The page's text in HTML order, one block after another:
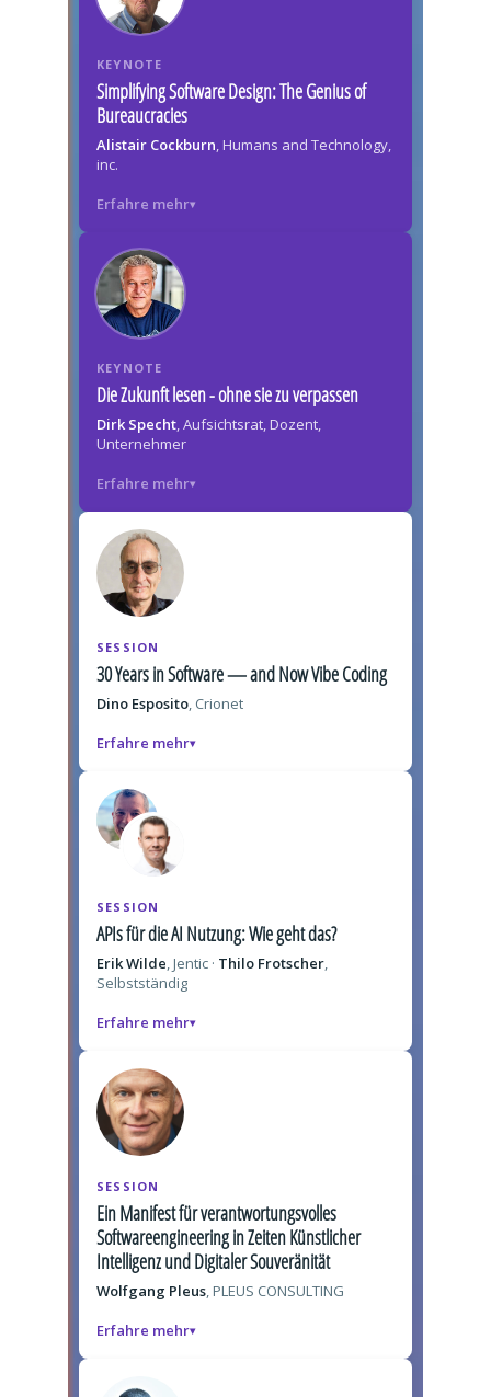
KEYNOTE
Simplifying Software Design: The Genius of
Bureaucracies
Alistair Cockburn , Humans and Technology,
inc.
Erfahre mehr
KEYNOTE
Die Zukunft lesen - ohne sie zu verpassen
Dirk Specht , Aufsichtsrat, Dozent,
Unternehmer
Erfahre mehr
SESSION
30 Years in Software — and Now Vibe Coding
Dino Esposito , Crionet
Erfahre mehr
SESSION
APIs für die AI Nutzung: Wie geht das?
Erik Wilde , Jentic · Thilo Frotscher
Selbstständig
Erfahre mehr
SESSION
Ein Manifest für verantwortungsvolles
Softwareengineering in Zeiten Künstlicher
Intelligenz und Digitaler Souveränität
Wolfgang Pleus , PLEUS CONSULTING
Erfahre mehr